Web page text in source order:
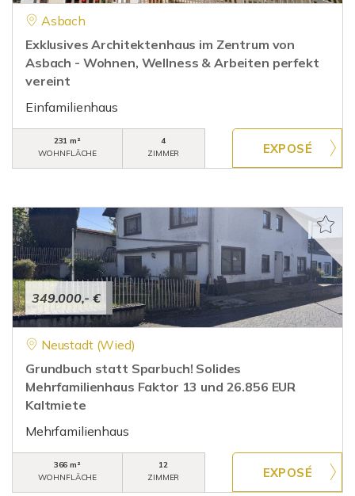
Asbach
Exklusives Architektenhaus im Zentrum von
Asbach - Wohnen, Wellness & Arbeiten perfekt
vereint
Einfamilienhaus
231 m²
WOHNFLÄCHE
4
ZIMMER
349.000,- €
Neustadt (Wied)
Grundbuch statt Sparbuch! Solides
Mehrfamilienhaus Faktor 13 und 26.856 EUR
Kaltmiete
Mehrfamilienhaus
366 m²
WOHNFLÄCHE
12
ZIMMER